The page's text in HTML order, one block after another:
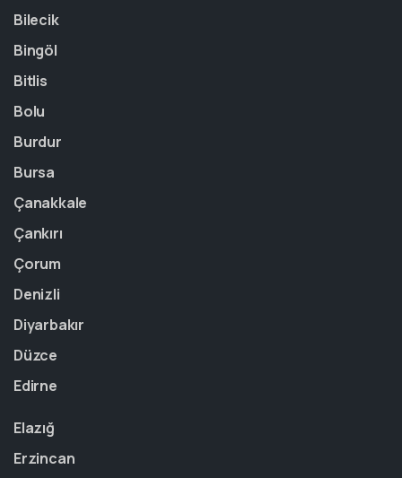
Bilecik
Bingöl
Bitlis
Bolu
Burdur
Bursa
Çanakkale
Çankırı
Çorum
Denizli
Diyarbakır
Düzce
Edirne
Elazığ
Erzincan